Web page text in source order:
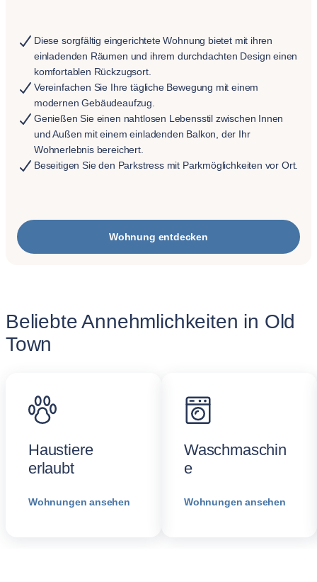
Diese sorgfältig eingerichtete Wohnung bietet mit ihren
einladenden Räumen und ihrem durchdachten Design einen
komfortablen Rückzugsort.
Vereinfachen Sie Ihre tägliche Bewegung mit einem
modernen Gebäudeaufzug.
Genießen Sie einen nahtlosen Lebensstil zwischen Innen
und Außen mit einem einladenden Balkon, der Ihr
Wohnerlebnis bereichert.
Beseitigen Sie den Parkstress mit Parkmöglichkeiten vor Ort.
Wohnung entdecken
Beliebte Annehmlichkeiten in Old
Town
Haustiere
erlaubt
Wohnungen ansehen
Waschmaschin
e
Wohnungen ansehen